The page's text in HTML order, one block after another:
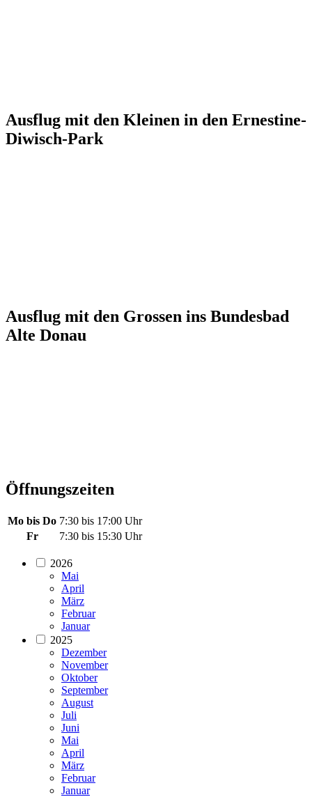
Ausflug mit den Kleinen in den Ernestine-
Diwisch-Park
Ausflug mit den Grossen ins Bundesbad
Alte Donau
Öffnungszeiten
Mo bis Do 7:30 bis 17:00 Uhr
Fr
7:30 bis 15:30 Uhr
2026
Mai
April
März
Februar
Januar
2025
Dezember
November
Oktober
September
August
Juli
Juni
Mai
April
März
Februar
Januar